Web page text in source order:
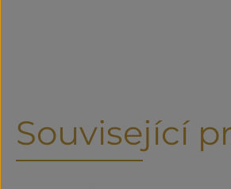
Související